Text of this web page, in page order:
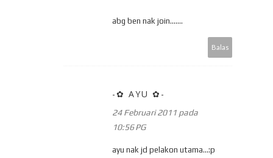
abg ben nak join.......
Balas
-✿ AYU ✿-
24 Februari 2011 pada
10:56 PG
ayu nak jd pelakon utama...:p